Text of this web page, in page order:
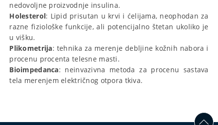
nedovoljne proizvodnje insulina.
Holesterol: Lipid prisutan u krvi i ćelijama, neophodan za
razne fiziološke funkcije, ali potencijalno štetan ukoliko je
u višku.
Plikometrija: tehnika za merenje debljine kožnih nabora i
procenu procenta telesne masti.
Bioimpedanca: neinvazivna metoda za procenu sastava
tela merenjem električnog otpora tkiva.